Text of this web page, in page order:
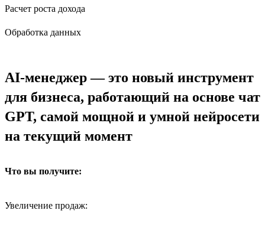
Расчет роста дохода
Обработка данных
AI-менеджер — это новый инструмент
для бизнеса, работающий на основе чат
GPT, самой мощной и умной нейросети
на текущий момент
Что вы получите:
Увеличение продаж: